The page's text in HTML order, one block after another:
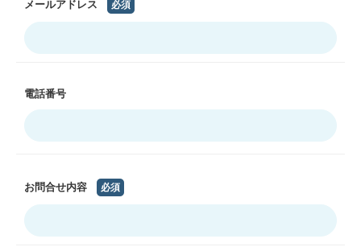
メールアドレス 必須
電話番号
お問合せ内容 必須